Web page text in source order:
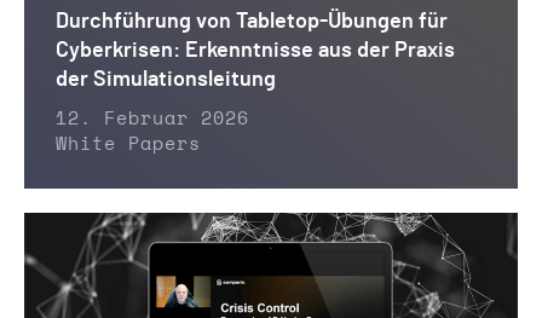
Durchführung von Tabletop-Übungen für
Cyberkrisen: Erkenntnisse aus der Praxis
der Simulationsleitung
12. Februar 2026
White Papers